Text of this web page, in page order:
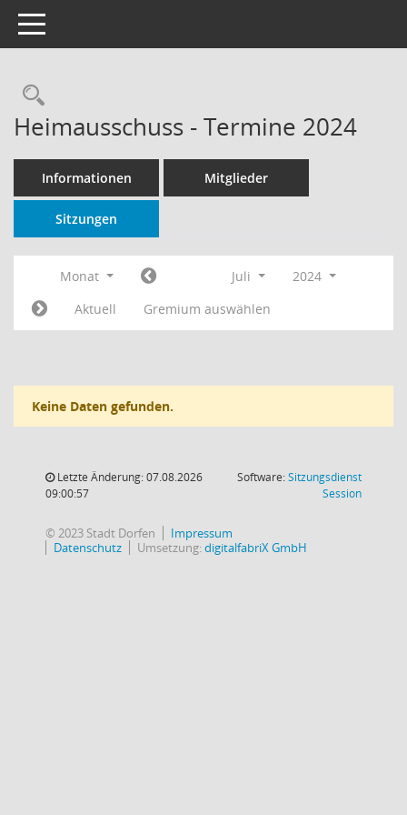
Toggle navigation
Rechercheauswahl
Heimausschuss - Termine 2024
Informationen Mitglieder
Sitzungen
Monat Juli
2024
Aktuell
Gremium auswählen
Keine Daten gefunden.
Letzte Änderung: 07.08.2026
09:00:57
Software:Sitzungsdienst
Session(Wird in
© 2023 Stadt Dorfen
Impressum
Datenschutz
Umsetzung:digitalfabriX GmbH